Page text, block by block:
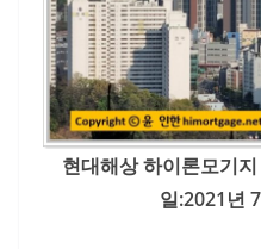
현대해상 하이론모기
일:2021년